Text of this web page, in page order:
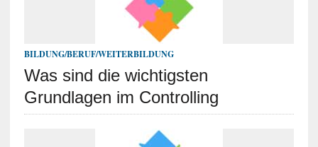
BILDUNG/BERUF/WEITERBILDUNG
Was sind die wichtigsten
Grundlagen im Controlling